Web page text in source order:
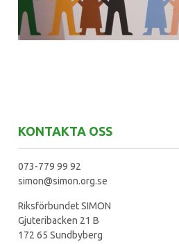
KONTAKTA OSS
073-779 99 92
simon@simon.org.se
Riksförbundet SIMON
Gjuteribacken 21 B
172 65 Sundbyberg